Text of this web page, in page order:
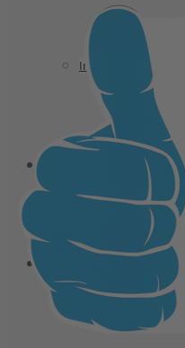
Installateure Wasser